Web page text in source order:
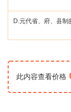
D.元代省、府、县制
此内容查看价格